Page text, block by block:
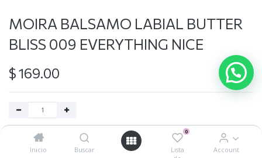
Inicio Buscar
0
Lista
Account
MOIRA BALSAMO LABIAL BUTTER
BLISS 009 EVERYTHING NICE
$169.00
Agregar al carrito